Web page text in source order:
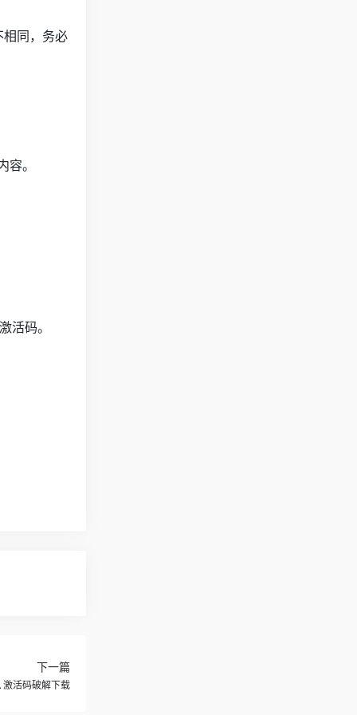
同，务必
。
活码。
下一篇
激活码破解下载